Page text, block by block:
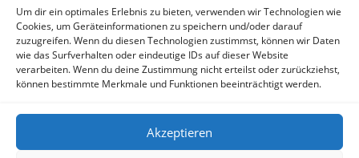
Um dir ein optimales Erlebnis zu bieten, verwenden wir Technologien wie
Cookies, um Geräteinformationen zu speichern und/oder darauf
zuzugreifen. Wenn du diesen Technologien zustimmst, können wir Daten
wie das Surfverhalten oder eindeutige IDs auf dieser Website
verarbeiten. Wenn du deine Zustimmung nicht erteilst oder zurückziehst,
können bestimmte Merkmale und Funktionen beeinträchtigt werden.
Akzeptieren
Vorname*